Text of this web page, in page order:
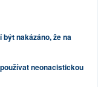
nakázáno, že na
neonacistickou